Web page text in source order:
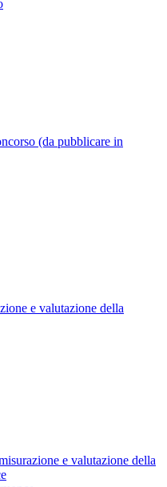
(da pubblicare in
e valutazione della
e valutazione della